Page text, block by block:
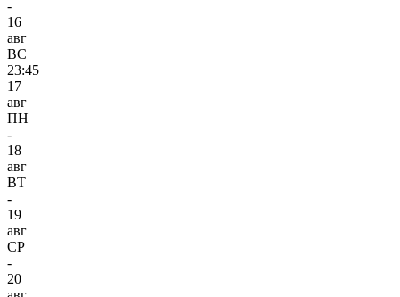
-
16
авг
ВС
23:45
17
авг
ПН
-
18
авг
ВТ
-
19
авг
СР
-
20